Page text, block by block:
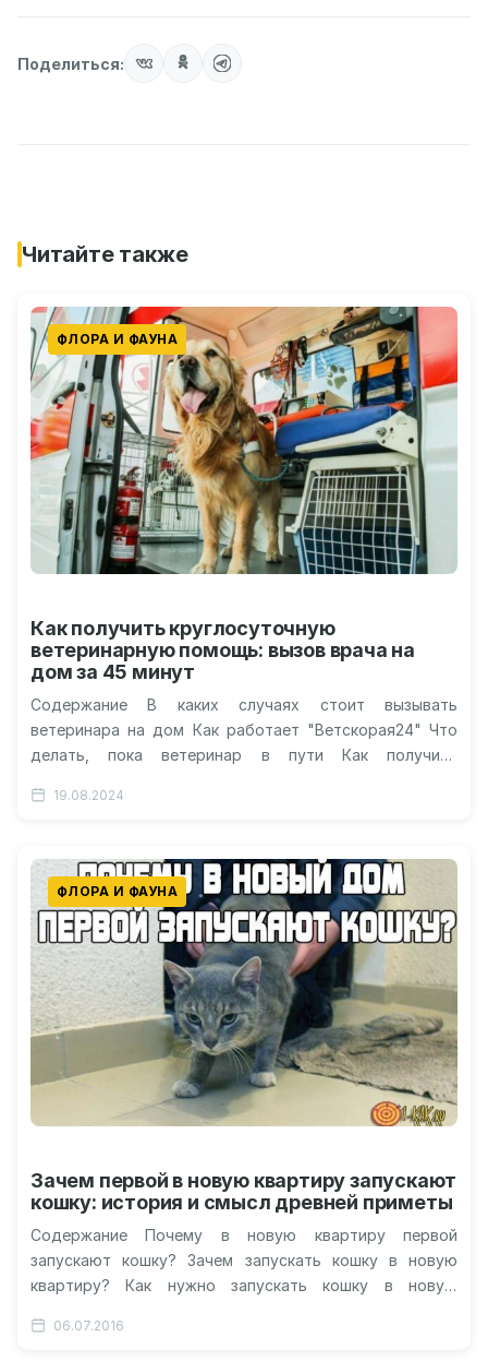
Поделиться:
Читайте также
ФЛОРА И ФАУНА
Как получить круглосуточную
ветеринарную помощь: вызов врача на
дом за 45 минут
Содержание В каких случаях стоит вызывать
ветеринара на дом Как работает "Ветскорая24" Что
делать, пока ветеринар в пути Как получить
19.08.2024
ФЛОРА И ФАУНА
Зачем первой в новую квартиру запускают
кошку: история и смысл древней приметы
Содержание Почему в новую квартиру первой
запускают кошку? Зачем запускать кошку в новую
квартиру? Как нужно запускать кошку в новую
06.07.2016